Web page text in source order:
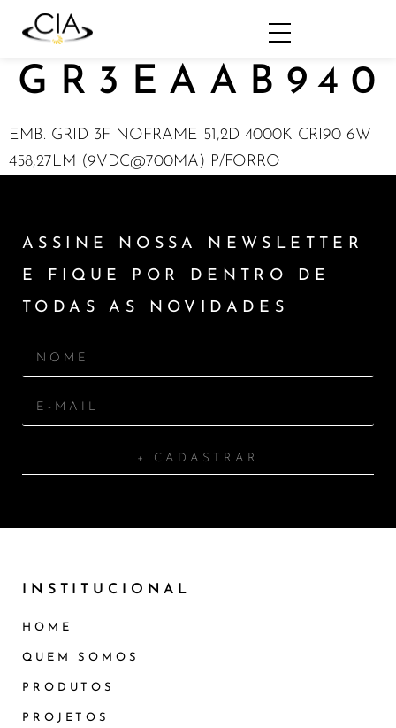
GR3EAAB940
EMB. GRID 3F NOFRAME 51,2D 4000K CRI90 6W
458,27LM (9VDC@700MA) P/FORRO
ASSINE NOSSA NEWSLETTER
E FIQUE POR DENTRO DE
TODAS AS NOVIDADES
+ CADASTRAR
INSTITUCIONAL
HOME
QUEM SOMOS
PRODUTOS
PROJETOS